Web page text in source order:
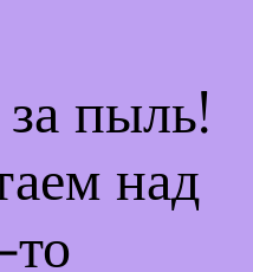
пыль!
над